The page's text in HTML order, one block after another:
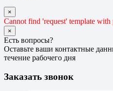
×
Cannot find 'request' template with
×
Есть вопросы?
Оставьте ваши контактные
течение рабочего дня
Заказать звонок